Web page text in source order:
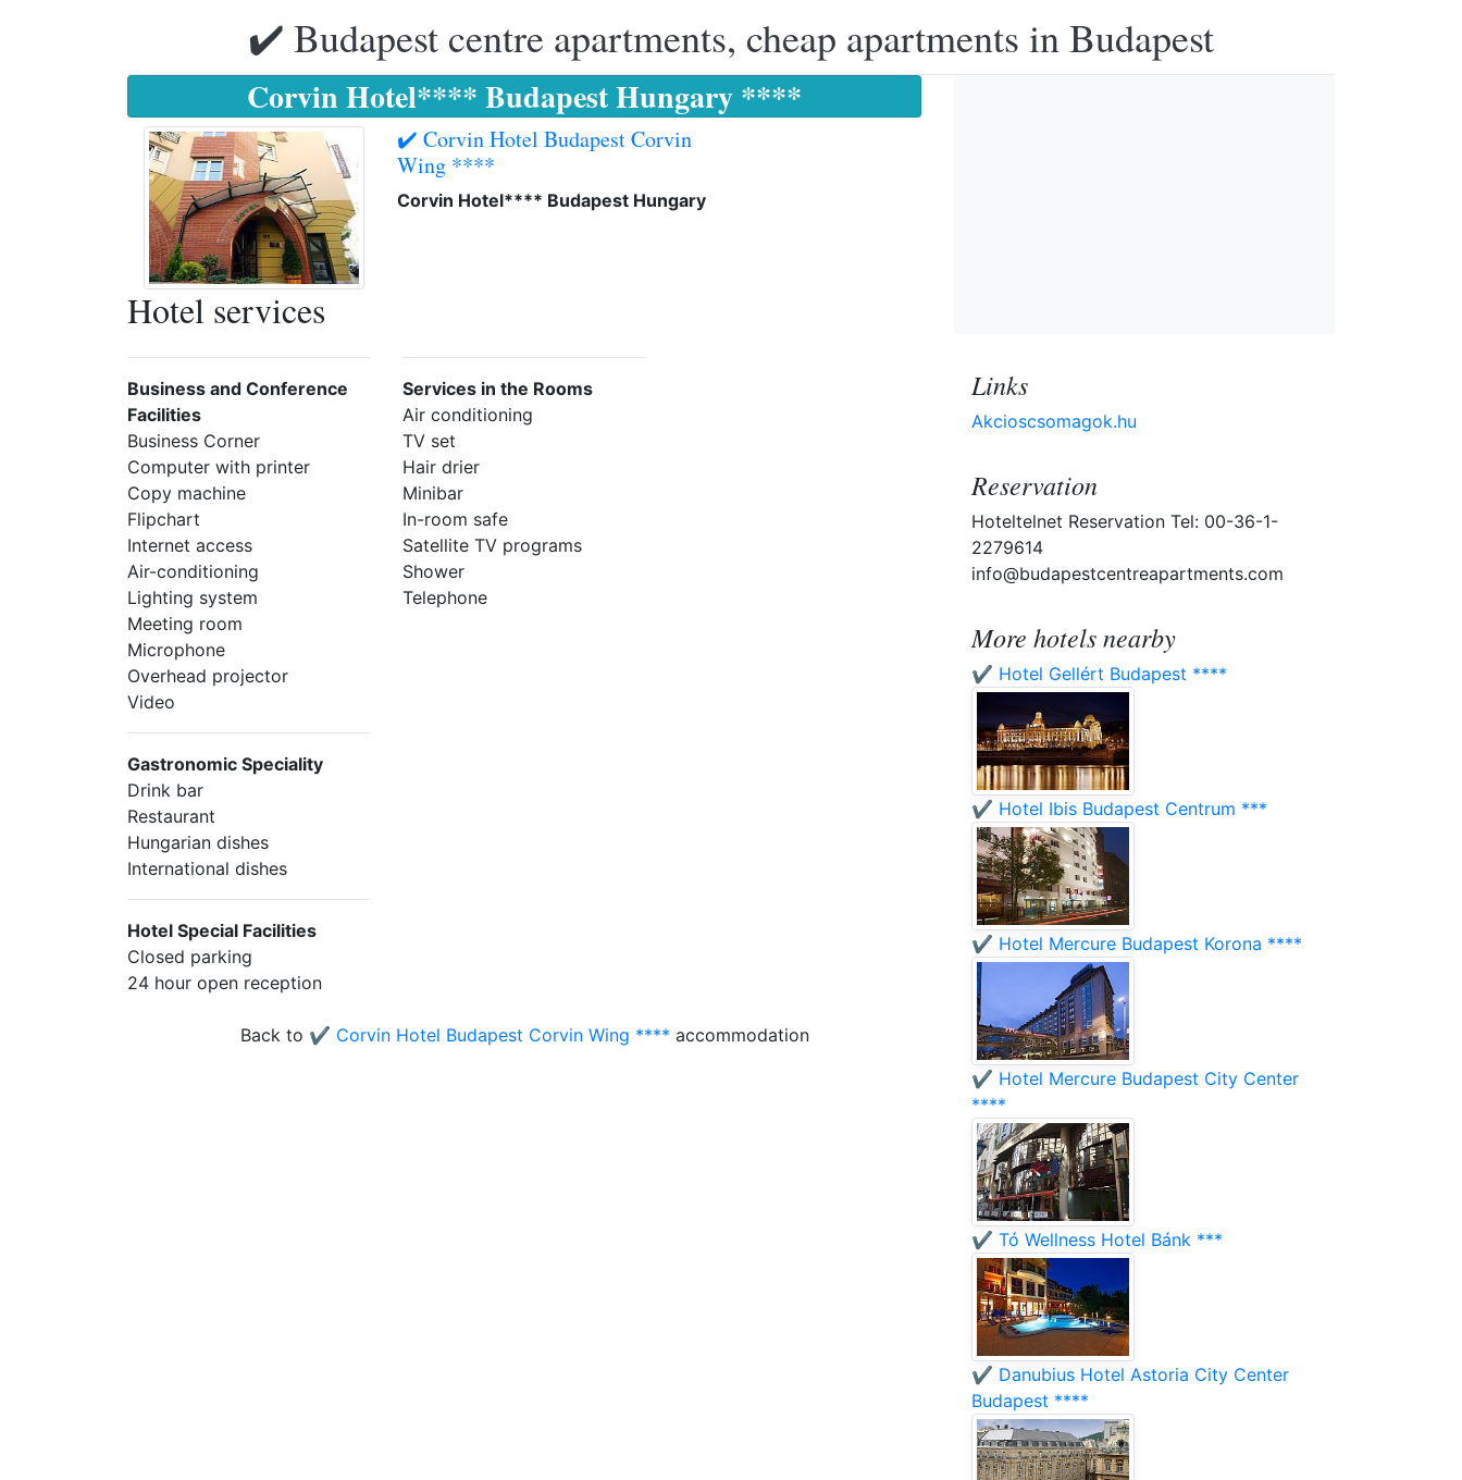
✔️ Budapest centre apartments, cheap apartments in Budapest
Corvin Hotel**** Budapest Hungary ****
✔️ Corvin Hotel Budapest Corvin
Wing ****
Corvin Hotel**** Budapest Hungary
Hotel services
Business and Conference
Facilities
Business Corner
Computer with printer
Copy machine
Flipchart
Internet access
Air-conditioning
Lighting system
Meeting room
Microphone
Overhead projector
Video
Gastronomic Speciality
Drink bar
Restaurant
Hungarian dishes
International dishes
Hotel Special Facilities
Closed parking
24 hour open reception
Services in the Rooms
Air conditioning
TV set
Hair drier
Minibar
In-room safe
Satellite TV programs
Shower
Telephone
Back to ✔️ Corvin Hotel Budapest Corvin Wing **** accommodation
Links
Akcioscsomagok.hu
Reservation
Hoteltelnet Reservation Tel: 00-36-1-
2279614
info@budapestcentreapartments.com
More hotels nearby
✔️ Hotel Gellért Budapest ****
✔️ Hotel Ibis Budapest Centrum ***
✔️ Hotel Mercure Budapest Korona ****
✔️ Hotel Mercure Budapest City Center
****
✔️ Tó Wellness Hotel Bánk ***
✔️ Danubius Hotel Astoria City Center
Budapest ****